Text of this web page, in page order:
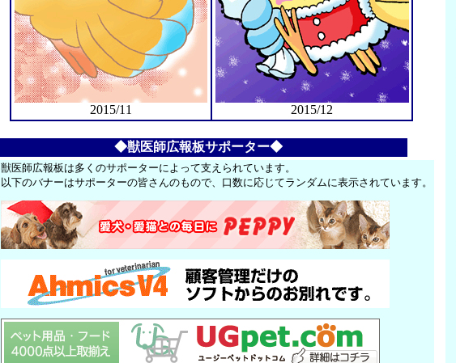
2015/11 2015/12
◆獣医師広報板サポーター◆
獣医師広報板は多くのサポーターによって支えられています。
以下のバナーはサポーターの皆さんのもので、口数に応じてランダムに表示されています。